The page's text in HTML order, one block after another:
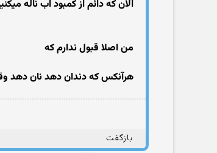
الان که دائم از کمبود اب ناله
من اصلا قبول ندارم که
هرآنکس که دندان دهد نان دهد وقتی دوتا کارمند با حقوق ماهی ۲
بازگفت